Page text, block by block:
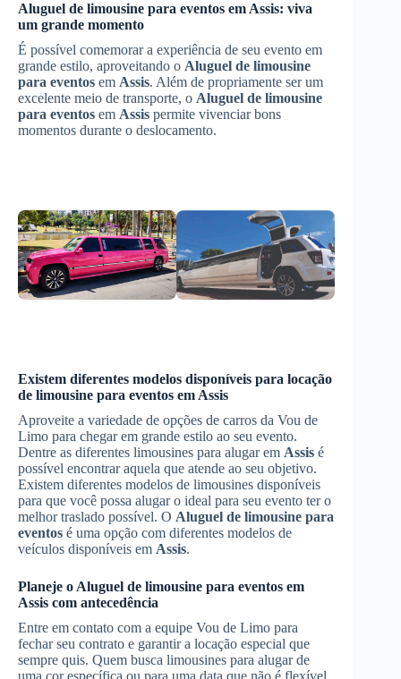
Aluguel de limousine para eventos em Assis: viva
um grande momento
É possível comemorar a experiência de seu evento em
grande estilo, aproveitando o Aluguel de limousine
para eventos em Assis. Além de propriamente ser um
excelente meio de transporte, o Aluguel de limousine
para eventos em Assis permite vivenciar bons
momentos durante o deslocamento.
Existem diferentes modelos disponíveis para locação
de limousine para eventos em Assis
Aproveite a variedade de opções de carros da Vou de
Limo para chegar em grande estilo ao seu evento.
Dentre as diferentes limousines para alugar em Assis é
possível encontrar aquela que atende ao seu objetivo.
Existem diferentes modelos de limousines disponíveis
para que você possa alugar o ideal para seu evento ter o
melhor traslado possível. O Aluguel de limousine para
eventos é uma opção com diferentes modelos de
veículos disponíveis em Assis.
Planeje o Aluguel de limousine para eventos em
Assis com antecedência
Entre em contato com a equipe Vou de Limo para
fechar seu contrato e garantir a locação especial que
sempre quis. Quem busca limousines para alugar de
uma cor específica ou para uma data que não é flexível